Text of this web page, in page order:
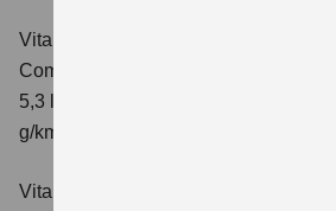
Vitara 1.4 BOOSTERJET HYBRID
Comfort+
5,3 l/100km; kombinierter Wert der
g/km; CO₂-Klasse: D
Vitara 1.4 BOOSTERJET HYBRID AT